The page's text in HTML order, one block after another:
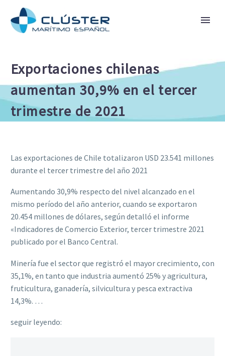
Exportaciones chilenas
aumentan 30,9% en el tercer
trimestre de 2021
Las exportaciones de Chile totalizaron USD 23.541 millones
durante el tercer trimestre del año 2021
Aumentando 30,9% respecto del nivel alcanzado en el
mismo período del año anterior, cuando se exportaron
20.454 millones de dólares, según detalló el informe
«Indicadores de Comercio Exterior, tercer trimestre 2021
publicado por el Banco Central.
Minería fue el sector que registró el mayor crecimiento, con
35,1%, en tanto que industria aumentó 25% y agricultura,
fruticultura, ganadería, silvicultura y pesca extractiva
14,3%. …
seguir leyendo: